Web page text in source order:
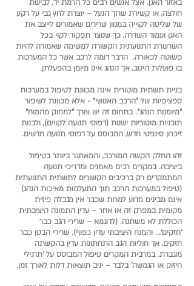
באזור האגן. אצל אנשים רבים כל הרמת יד, לבישת
חולצה, או קשירת שרוך הנעל – יוצרת לחץ גבי על רקע
של שליטה לקוייה במגוון שרירים שאמורים לייצב את
האגן ועמוד השדרה, כך שנוצר תפקוד לקוי בכל
השרשרת התנועתית הקשורה למשימה שאמורה להיות
פשוטה לכאורה. הדבר דומה לרכב אשר כל המערכות
בו פועלות היטב, אך הנהג אינו מיומן בהפעלתן.
בניית תשתית מוטורית אינה מכוונת לטיפול במערכות
ספציפיות של "הרכב האנושי" - אלא מכוונת לשיפור
"מיומנות הנהג". בתחום זה יש צורך "למחוק מהמוח"
תוכניות מוטוריות ישנות (דפוסי תנועה לקויים), ולבנות
זיכרון סינפטי חדש, המבוסס על דפוסי תנועה חדשים.
זהו החלק הקשה המורכב, והמאתגר ביותר בטיפול
ביציבה. במקרים רבים מאמנים ומדריכי תנועה
המתמקדים רק ברכיבים הקשורים לתשתית התנועתית
(טיפול במערכות הרכב תוך התעלמות מאיכות הנהג)
אינם מבינים מדוע למרות שכבר אין מגבלה פיזית
מקומית במפרק זה או אחר – עדין התמונה היציבתית
הכוללת לא משתנה. (לדוגמא – שרירי הגב כבר
'חזקים'... והמנח היציבתי עדין כפוף). שרירי הבטן כבר
חזקים, אך חוליות הגב התחתונות עדין בהקשתה
מוגברת. במרבית המקרים טיפול המבוסס על 'תרגילי
חיזוק או הגמשה' בלבד – יניב תוצאות דלות לאורך זמן.